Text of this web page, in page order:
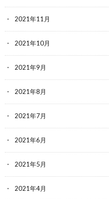
2021年11月
2021年10月
2021年9月
2021年8月
2021年7月
2021年6月
2021年5月
2021年4月